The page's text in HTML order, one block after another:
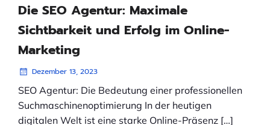
Die SEO Agentur: Maximale
Sichtbarkeit und Erfolg im Online-
Marketing
Dezember 13, 2023
SEO Agentur: Die Bedeutung einer professionellen
Suchmaschinenoptimierung In der heutigen
digitalen Welt ist eine starke Online-Präsenz […]